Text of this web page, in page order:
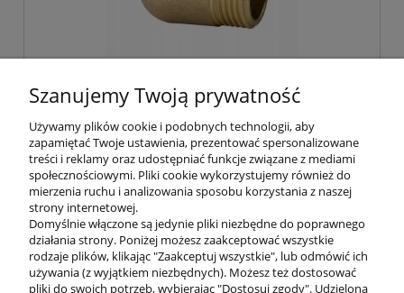
DIAMOND Kolano kolanko 3/4 Dn20 WZ
grube mosiądz
10,50 zł
Cena netto:8,54 zł
do koszyka
Szanujemy Twoją prywatność
Używamy plików cookie i podobnych technologii, aby
zapamiętać Twoje ustawienia, prezentować spersonalizowane
treści i reklamy oraz udostępniać funkcje związane z mediami
społecznościowymi. Pliki cookie wykorzystujemy również do
mierzenia ruchu i analizowania sposobu korzystania z naszej
strony internetowej.
Domyślnie włączone są jedynie pliki niezbędne do poprawnego
działania strony. Poniżej możesz zaakceptować wszystkie
rodzaje plików, klikając "Zaakceptuj wszystkie", lub odmówić ich
używania (z wyjątkiem niezbędnych). Możesz też dostosować
pliki do swoich potrzeb, wybierając "Dostosuj zgody". Udzieloną